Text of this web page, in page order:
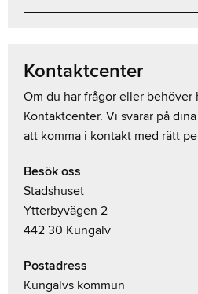
Kontaktcenter
Om du har frågor eller behöver
Kontaktcenter. Vi svarar på
att komma i kontakt med rätt
Besök oss
Stadshuset
Ytterbyvägen 2
442 30 Kungälv
Postadress
Kungälvs kommun